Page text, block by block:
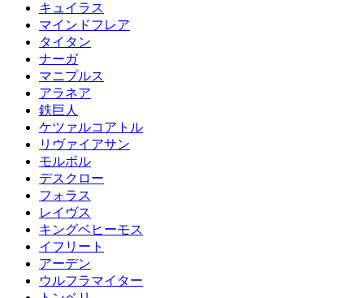
キュイラス
マインドフレア
タイタン
ナーガ
マニプルス
アラネア
鉄巨人
ケツァルコアトル
リヴァイアサン
モルボル
デスクロー
フォラス
レイヴス
キングベヒーモス
イフリート
アーデン
ウルフラマイター